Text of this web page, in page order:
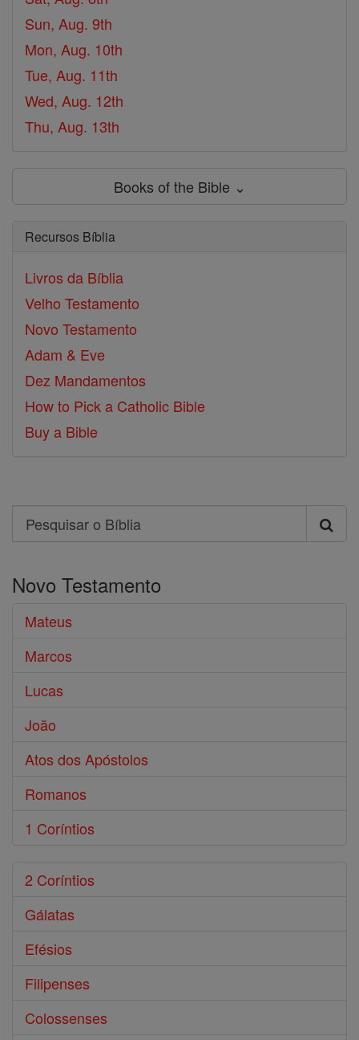
Sun, Aug. 9th
Mon, Aug. 10th
Tue, Aug. 11th
Wed, Aug. 12th
Thu, Aug. 13th
Books of the Bible ⌄
Recursos Bíblia
Livros da Bíblia
Velho Testamento
Novo Testamento
Adam & Eve
Dez Mandamentos
How to Pick a Catholic Bible
Buy a Bible
Search
Pesquisar
Bíblia
Novo Testamento
Mateus
Marcos
Lucas
João
Atos dos Apóstolos
Romanos
1 Coríntios
2 Coríntios
Gálatas
Efésios
Filipenses
Colossenses